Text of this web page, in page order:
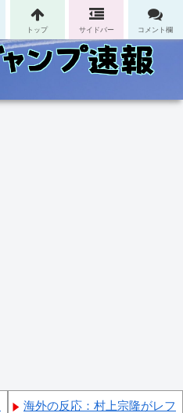
海外の反応：村上宗隆がレフ
トップ サイドバー コメント欄